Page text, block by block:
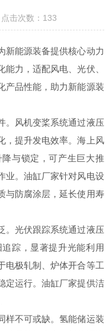
击次数：133
新能源装备提供核心动力
力，适配风电、光伏、
产品性能，助力新能源装
。风机变桨系统通过液压
，提升发电效率。海上风
与锁定，可产生巨大推
业。油缸厂家针对风电设
与防腐涂层，延长使用寿
。光伏跟踪系统通过液压
踪，显著提升光能利用
电极轧制、炉体开合等工
定运行。油缸厂家提供洁
样不可或缺。氢能储运装